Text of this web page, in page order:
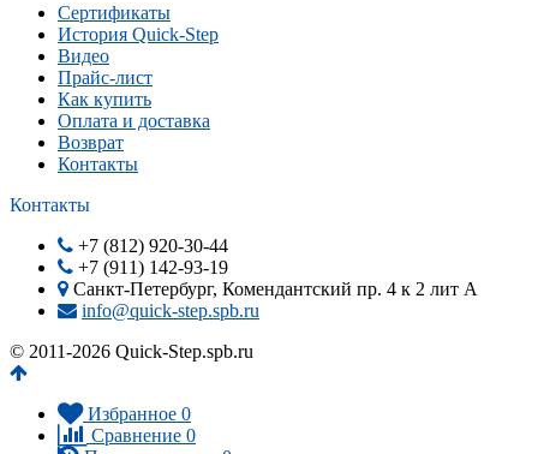
Сертификаты
История Quick-Step
Видео
Прайс-лист
Как купить
Оплата и доставка
Возврат
Контакты
Контакты
+7 (812) 920-30-44
+7 (911) 142-93-19
Санкт-Петербург, Комендантский пр. 4 к 2 лит А
info@quick-step.spb.ru
© 2011-2026 Quick-Step.spb.ru
Избранное 0
Сравнение 0